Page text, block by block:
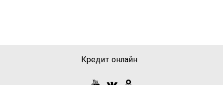
Кредит онлайн